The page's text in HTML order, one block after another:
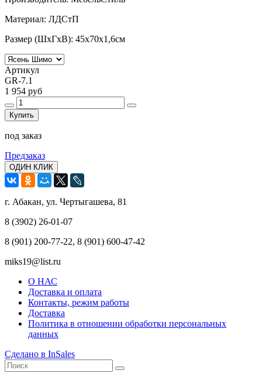
Материал: ЛДСтП
Размер (ШхГхВ): 45x70x1,6см
Артикул
GR-7.1
1 954 руб
Купить
под заказ
Предзаказ
ОДИН КЛИК
г. Абакан, ул. Чертыгашева, 81
8 (3902) 26-01-07
8 (901) 200-77-22, 8 (901) 600-47-42
miks19@list.ru
О НАС
Доставка и оплата
Контакты, режим работы
Доставка
Политика в отношении обработки персональных
данных
Сделано в InSales